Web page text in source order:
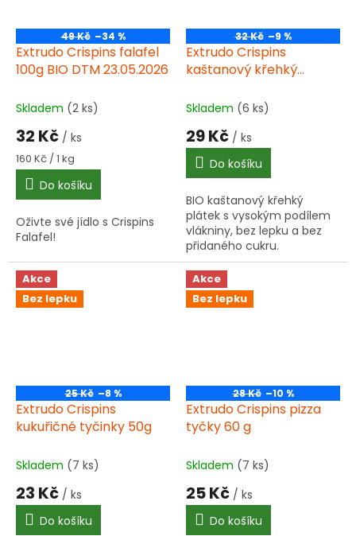
49 Kč –34 %
Extrudo Crispins falafel
100g BIO DTM 23.05.2026
Skladem (2 ks)
32 Kč / ks
Měrná
cena:
160 Kč / 1 kg
Do košíku
Oživte své jídlo s Crispins
Falafel!
32 Kč –9 %
Extrudo Crispins
kaštanový křehký
Skladem (6 ks)
29 Kč / ks
Do košíku
BIO kaštanový křehký
plátek s vysokým podílem
vlákniny, bez lepku a bez
přidaného cukru.
Extrudovaný výrobek s
nízkým obsahem tuku,
ideální ke snídani nebo
svačině.
Akce
Bez lepku
25 Kč –8 %
Extrudo Crispins
kukuřičné tyčinky 50g
Skladem (7 ks)
23 Kč / ks
Do košíku
Akce
Bez lepku
28 Kč –10 %
Extrudo Crispins pizza
tyčky 60 g
Skladem (7 ks)
25 Kč / ks
Do košíku